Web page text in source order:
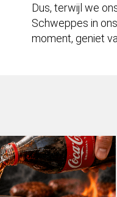
Dus, terwijl we
Schweppes in
moment, geniet